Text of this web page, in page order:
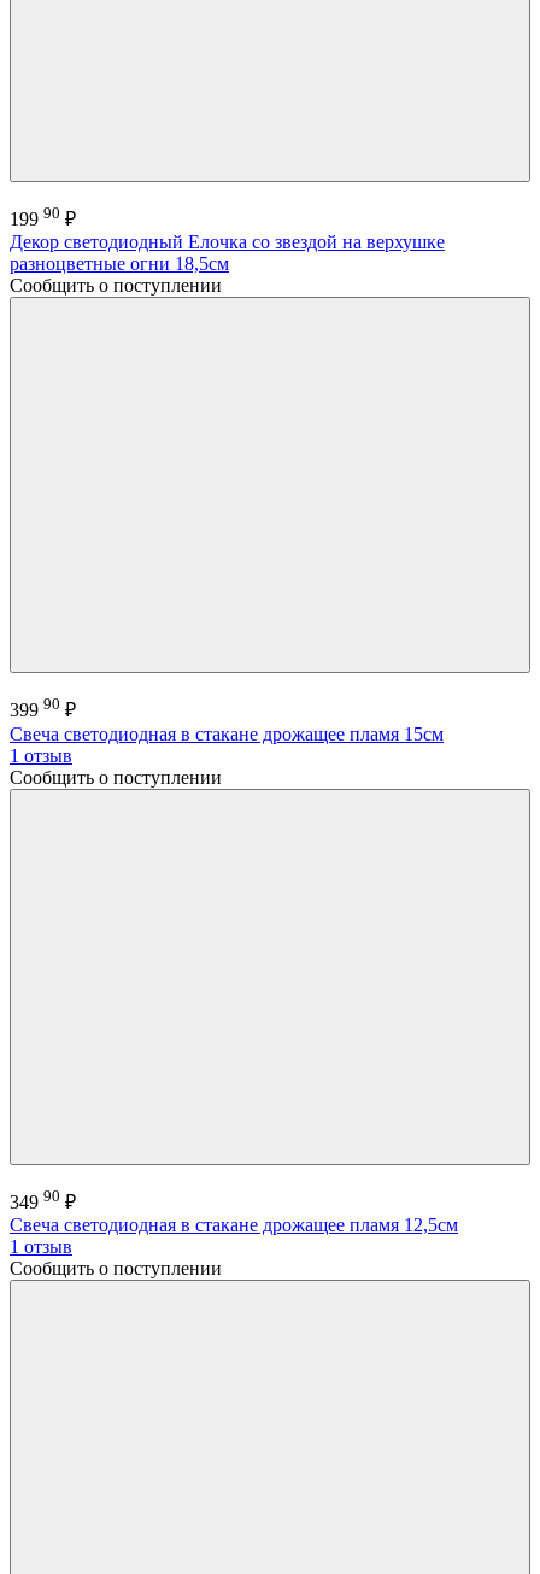
199 90 ₽
Декор светодиодный Елочка со звездой на верхушке
разноцветные огни 18,5см
Сообщить о поступлении
399 90 ₽
Свеча светодиодная в стакане дрожащее пламя 15см
1 отзыв
Сообщить о поступлении
349 90 ₽
Свеча светодиодная в стакане дрожащее пламя 12,5см
1 отзыв
Сообщить о поступлении